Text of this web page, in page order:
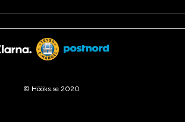
© Hööks.se 2020